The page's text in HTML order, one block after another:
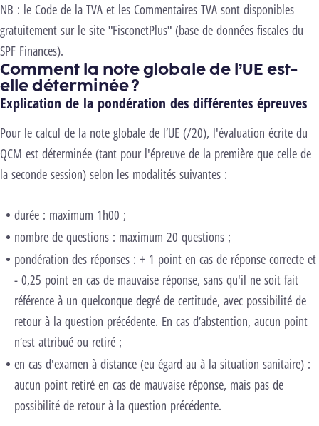
NB : le Code de la TVA et les Commentaires TVA sont disponibles
gratuitement sur le site "FisconetPlus" (base de données fiscales du
SPF Finances).
Comment la note globale de l’UE est-
elle déterminée ?
Explication de la pondération des différentes épreuves
Pour le calcul de la note globale de l’UE (/20), l'évaluation écrite du
QCM est déterminée (tant pour l'épreuve de la première que celle de
la seconde session) selon les modalités suivantes :
durée : maximum 1h00 ;
nombre de questions : maximum 20 questions ;
pondération des réponses : + 1 point en cas de réponse correcte et
- 0,25 point en cas de mauvaise réponse, sans qu'il ne soit fait
référence à un quelconque degré de certitude, avec possibilité de
retour à la question précédente. En cas d’abstention, aucun point
n’est attribué ou retiré ;
en cas d'examen à distance (eu égard au à la situation sanitaire) :
aucun point retiré en cas de mauvaise réponse, mais pas de
possibilité de retour à la question précédente.